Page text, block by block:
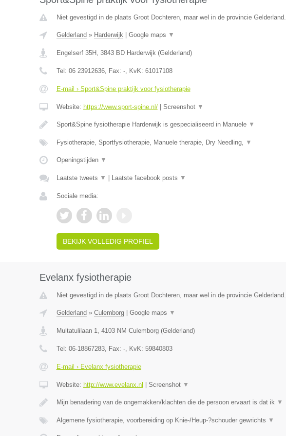
Niet gevestigd in de plaats Groot Dochteren, maar wel in de provincie Gelderland.
Gelderland » Harderwijk| Google maps ▼
Engelserf 35H , 3843 BD Harderwijk(Gelderland)
Tel: 06 23912636, Fax: -, KvK: 61017108
E-mail › Sport&Spine praktijk voor fysiotherapie
Website: https://www.sport-spine.nl/| Screenshot ▼
Sport&Spine fysiotherapie Harderwijk is gespecialiseerd in Manuele ▼
Fysiotherapie, Sportfysiotherapie, Manuele therapie, Dry Needling, ▼
Openingstijden ▼
Laatste tweets ▼ Laatste facebook posts ▼
Sociale media:
BEKIJK VOLLEDIG PROFIEL
Evelanx fysiotherapie
Niet gevestigd in de plaats Groot Dochteren, maar wel in de provincie Gelderland.
Gelderland » Culemborg| Google maps ▼
Multatulilaan 1, 4103 NM Culemborg(Gelderland)
Tel: 06-18867283, Fax: -, KvK: 59840803
E-mail › Evelanx fysiotherapie
Website: http://www.evelanx.nl Screenshot ▼
Mijn benadering van de ongemakken/klachten die de persoon ervaart is dat ik ▼
Algemene fysiotherapie, voorbereiding op Knie-/Heup-?schouder gewrichts ▼